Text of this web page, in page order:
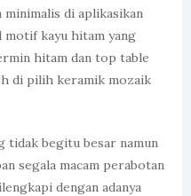
di aplikasikan
kayu hitam yang
hitam dan top table
di pilih keramik mozaik
tidak begitu besar namun
segala macam perabotan
dengan adanya